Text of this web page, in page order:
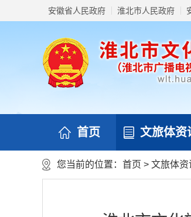
安徽省人民政府 淮北市人民政府
首页 文旅体资
您当前的位置： 首页 > 文旅体资